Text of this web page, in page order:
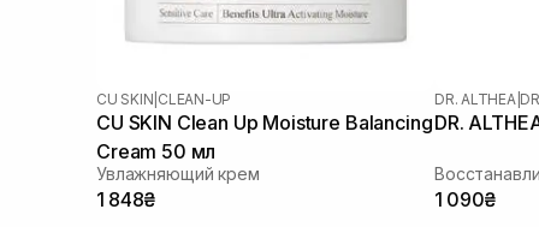
CU SKIN CLEAN-UP
CU SKIN Clean Up Moisture Balancing
Cream 50 мл
Увлажняющий крем
1 848₴
DR. ALTHEA
DR.
1 090₴